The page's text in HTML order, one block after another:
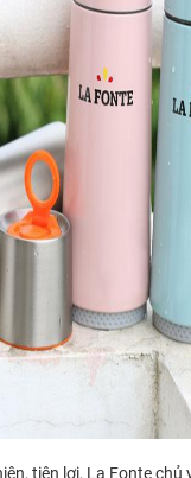
tiện lợi, La Fonte chủ